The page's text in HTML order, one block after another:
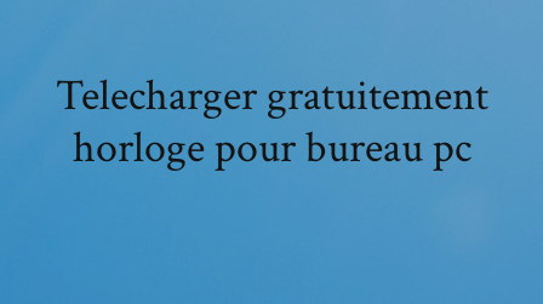
Telecharger gratuitement
horloge pour bureau pc